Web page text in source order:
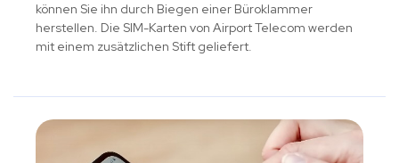
können Sie ihn durch Biegen einer Büroklammer
herstellen. Die SIM-Karten von Airport Telecom werden
mit einem zusätzlichen Stift geliefert.